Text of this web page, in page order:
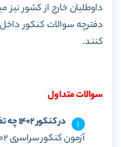
داوطلبان خارج از کشور نیز
کنند.
سوالات متداول
در کنکور 1402 چه تغییراتی ایجاد شده است؟